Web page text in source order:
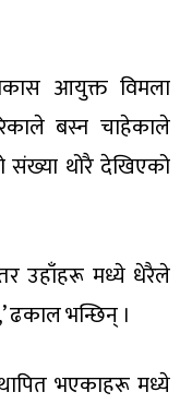
आयुक्त विमला
बस्न चाहेकाले
संख्या थोरै देखिएको
उहाँहरू मध्ये धेरैले
भन्छिन् ।
भएकाहरू मध्ये